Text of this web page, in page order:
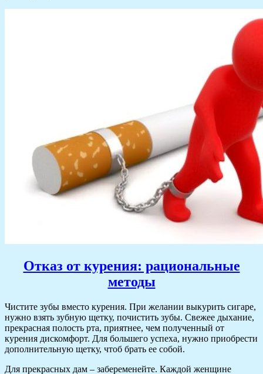
Отказ от курения: рациональные
методы
Чистите зубы вместо курения. При желании выкурить сигаре,
нужно взять зубную щетку, почистить зубы. Свежее дыхание,
прекрасная полость рта, приятнее, чем полученный от
курения дискомфорт. Для большего успеха, нужно приобрести
дополнительную щетку, чтоб брать ее собой.
Для прекрасных дам – забеременейте. Каждой женщине